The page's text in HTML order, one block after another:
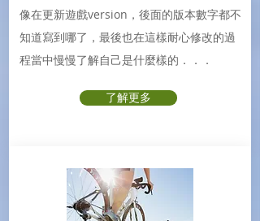
像在更新遊戲version，後面的版本數字都不
知道寫到哪了，最後也在這樣耐心修改的過
程當中慢慢了解自己是什麼樣的．．．
了解更多